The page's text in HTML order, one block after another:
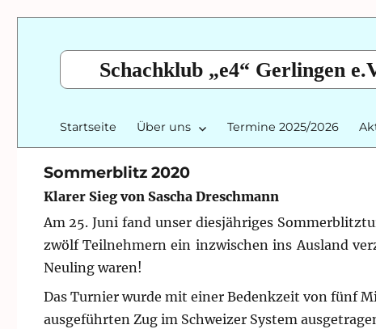
Schachklub „e4“ Gerlingen
Startseite Über uns Termine 2025/2026
Sommerblitz 2020
Klarer Sieg von Sascha Dreschmann
Am 25. Juni fand unser diesjähriges
zwölf Teilnehmern ein inzwischen ins Ausland
Neuling waren!
Das Turnier wurde mit einer Bedenkzeit von fünf
ausgeführten Zug im Schweizer System